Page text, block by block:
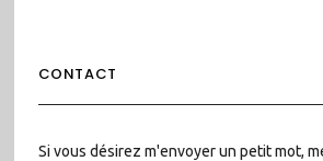
CONTACT
Si vous désirez m'envoyer un petit mot,